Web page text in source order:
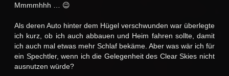
Mmmmhhh … 😉
Als deren Auto hinter dem Hügel verschwunden war überlegte
ich kurz, ob ich auch abbauen und Heim fahren sollte, damit
ich auch mal etwas mehr Schlaf bekäme. Aber was wär ich für
ein Spechtler, wenn ich die Gelegenheit des Clear Skies nicht
ausnutzen würde?